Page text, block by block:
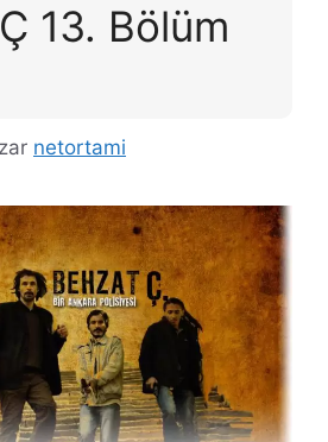
13. Bölüm
netortami